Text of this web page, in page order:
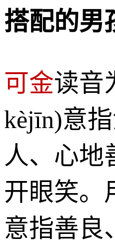
搭配的男
可金读音
kèjīn)意
人、心地
开眼笑。
意指善良